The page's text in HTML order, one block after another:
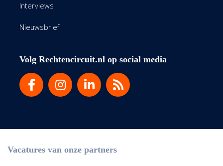
Interviews
Nieuwsbrief
Volg Rechtencircuit.nl op social media
Vacatures van onze partners